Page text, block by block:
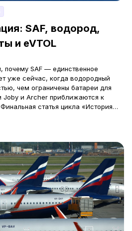
SAF, водород,
и eVTOL
почему SAF — единственное
уже сейчас, когда водородный
чем ограничены батареи для
Joby и Archer приближаются к
статья цикла «История